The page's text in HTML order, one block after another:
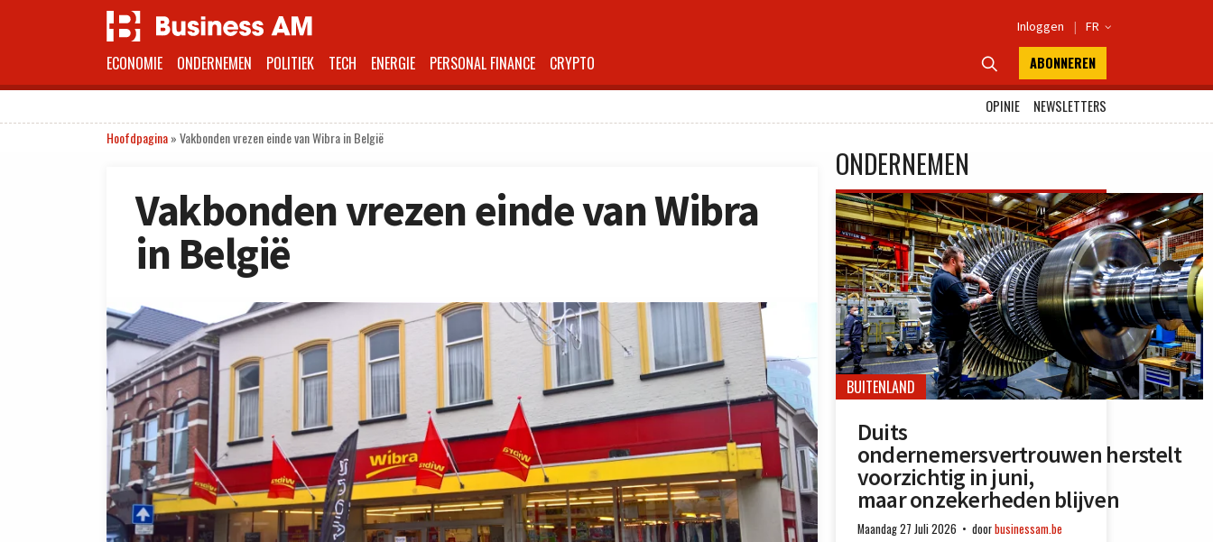
Inloggen | FR 
ECONOMIE ONDERNEMEN POLITIEK TECH ENERGIE PERSONAL FINANCE CRYPTO  ABONNEREN
OPINIE
NEWSLETTERS
Hoofdpagina»Vakbonden vrezen einde van Wibra in België
Vakbonden vrezen einde van Wibra
in België
ONDERNEMEN
BUITENLAND
Duits
ondernemersvertrouwen herstelt
voorzichtig in juni,
maar onzekerheden blijven
Maandag 27 Juli 2026 doorbusinessam.be